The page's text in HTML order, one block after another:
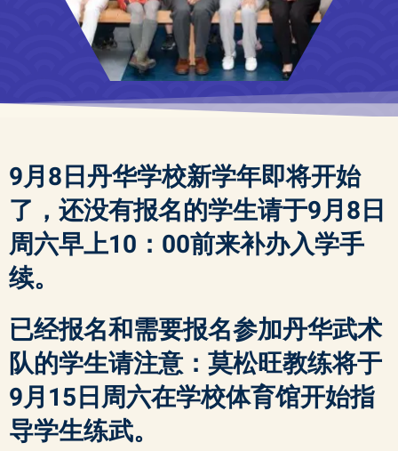
9月8日丹华学校新学年即将开始
了，还没有报名的学生请于9月8日
周六早上10：00前来补办入学手
续。
已经报名和需要报名参加丹华武术
队的学生请注意：莫松旺教练将于
9月15日周六在学校体育馆开始指
导学生练武。